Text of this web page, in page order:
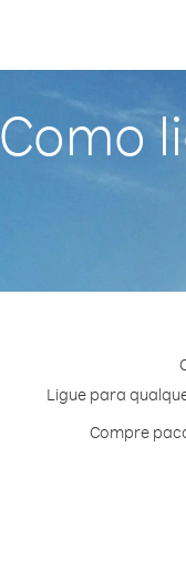
Como
Ligue para
Compre